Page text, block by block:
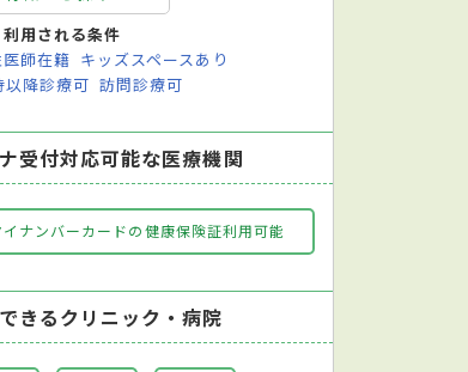
利用される条件
師在籍 キッズスペースあり
以降診療可 訪問診療可
受付対応可能な医療機関
イナンバーカードの健康保険証利用可能
きるクリニック・病院